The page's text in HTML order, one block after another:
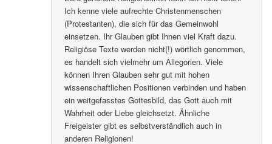
Ich kenne viele aufrechte Christenmenschen
(Protestanten), die sich für das Gemeinwohl
einsetzen. Ihr Glauben gibt Ihnen viel Kraft dazu.
Religiöse Texte werden nicht(!) wörtlich genommen,
es handelt sich vielmehr um Allegorien. Viele
können Ihren Glauben sehr gut mit hohen
wissenschaftlichen Positionen verbinden und haben
ein weitgefasstes Gottesbild, das Gott auch mit
Wahrheit oder Liebe gleichsetzt. Ähnliche
Freigeister gibt es selbstverständlich auch in
anderen Religionen!